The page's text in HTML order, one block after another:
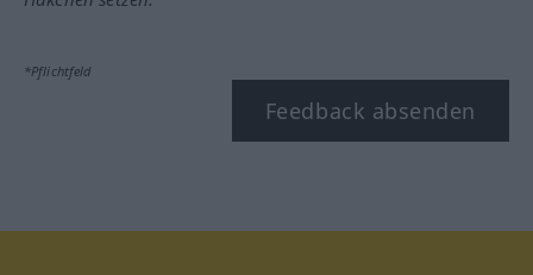
*Pflichtfeld
Feedback absenden